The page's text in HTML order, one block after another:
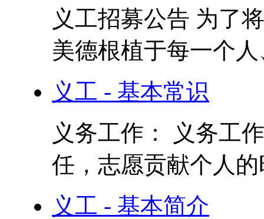
义工招募公告 为了
美德根植于每一个
义工 - 基本常识
义务工作： 义务工
任，志愿贡献个人
义工 - 基本简介